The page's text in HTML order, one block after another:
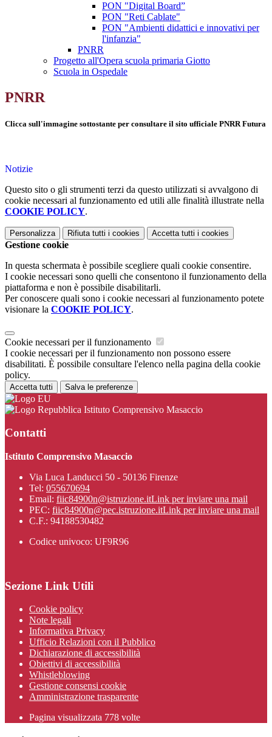
PON "Digital Board”
PON "Reti Cablate"
PON "Ambienti didattici e innovativi per
l'infanzia"
PNRR
Progetto all'Opera scuola primaria Giotto
Scuola in Ospedale
PNRR
Clicca sull'immagine sottostante per consultare il sito ufficiale PNRR Futura
Notizie
Questo sito o gli strumenti terzi da questo utilizzati si avvalgono di
cookie necessari al funzionamento ed utili alle finalità illustrate nella
COOKIE POLICY.
Personalizza Rifiuta tutti i cookies Accetta tutti i cookies
Gestione cookie
In questa schermata è possibile scegliere quali cookie consentire.
I cookie necessari sono quelli che consentono il funzionamento della
piattaforma e non è possibile disabilitarli.
Per conoscere quali sono i cookie necessari al funzionamento potete
visionare la COOKIE POLICY.
Cookie necessari per il funzionamento
I cookie necessari per il funzionamento non possono essere
disabilitati. È possibile consultare l'elenco nella pagina della cookie
policy.
Accetta tutti Salva le preferenze
Istituto Comprensivo Masaccio
Contatti
Istituto Comprensivo Masaccio
Via Luca Landucci 50 - 50136 Firenze
Tel: 055670694
Email: fiic84900n@istruzione.itLink per inviare una mail
PEC: fiic84900n@pec.istruzione.itLink per inviare una mail
C.F.: 94188530482
Codice univoco: UF9R96
Sezione Link Utili
Cookie policy
Note legali
Informativa Privacy
Ufficio Relazioni con il Pubblico
Dichiarazione di accessibilità
Obiettivi di accessibilità
Whistleblowing
Gestione consensi cookie
Amministrazione trasparente
Pagina visualizzata 778 volte